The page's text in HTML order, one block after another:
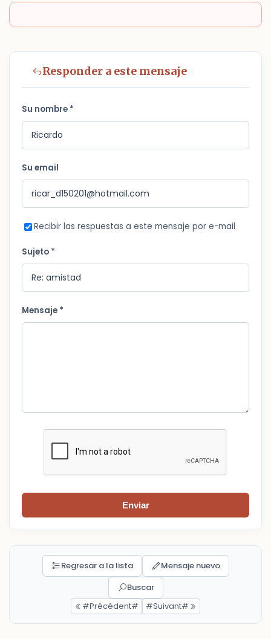
Responder a este mensaje
Su nombre *
Su email
Recibir las respuestas a este mensaje por e-mail
Sujeto *
Mensaje *
Enviar
Regresar a la lista
Mensaje nuevo
Buscar
#Précédent#
#Suivant#